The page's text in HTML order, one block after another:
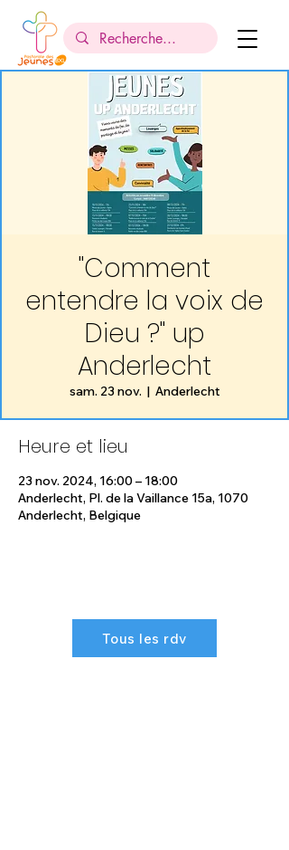
"Comment
entendre la voix de
Dieu ?" up
Anderlecht
sam. 23 nov.
  |
Anderlecht
Heure et lieu
23 nov. 2024, 16:00 – 18:00
Anderlecht, Pl. de la Vaillance 15a, 1070
Anderlecht, Belgique
Tous les rdv